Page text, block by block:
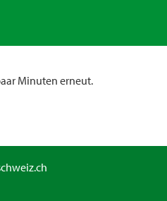
Minuten erneut.